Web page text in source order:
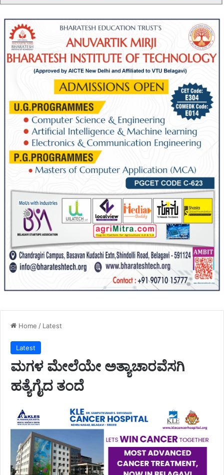
Home / Latest
Latest
ಮಗಳ ಮೇಲೆಯೇ ಅತ್ಯಾಚಾರವೆಸಗಿ
ಹತ್ಯೆಗೈದ ತಂದೆ